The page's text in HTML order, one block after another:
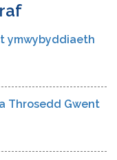
ymwybyddiaeth
Throsedd Gwent